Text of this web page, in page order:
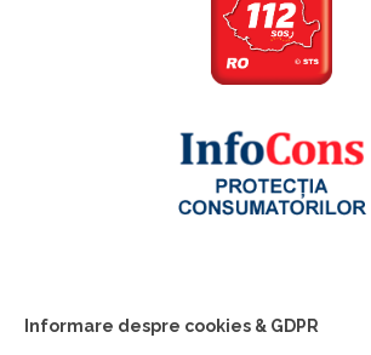
Informare despre cookies & GDPR